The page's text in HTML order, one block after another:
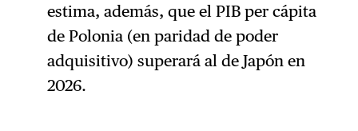
estima, además, que el PIB per cápita
de Polonia (en paridad de poder
adquisitivo) superará al de Japón en
2026.